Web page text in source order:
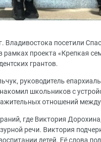
посетили
проекта «Крепкая
грантов.
руководитель
школьников с
отношений
где Виктория
речи. Виктория